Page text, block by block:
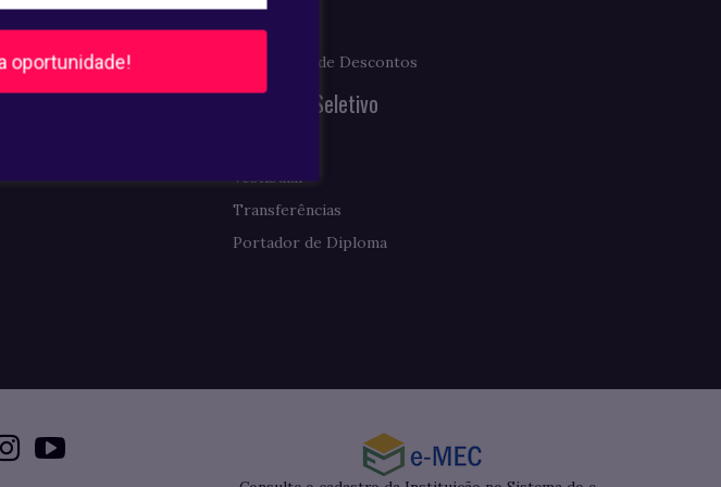
oportunidade!
Fies
Programas de Descontos
Processo Seletivo
Vestibular
Transferências
Portador de Diploma